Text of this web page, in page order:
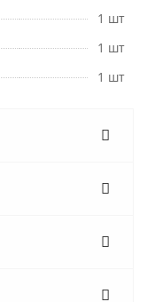
1 шт
1 шт
1 шт